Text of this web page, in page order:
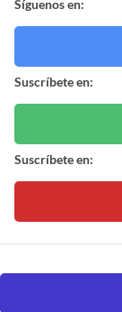
Síguenos en:
Suscríbete en:
Suscríbete en: